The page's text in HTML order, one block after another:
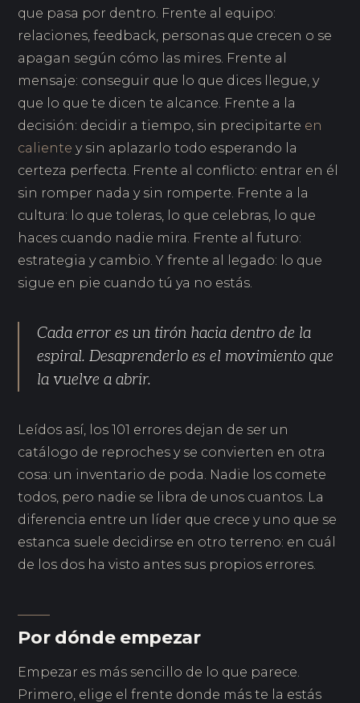
que pasa por dentro. Frente al equipo:
relaciones, feedback, personas que crecen o se
apagan según cómo las mires. Frente al
mensaje: conseguir que lo que dices llegue, y
que lo que te dicen te alcance. Frente a la
decisión: decidir a tiempo, sin precipitarte en
caliente y sin aplazarlo todo esperando la
certeza perfecta. Frente al conflicto: entrar en él
sin romper nada y sin romperte. Frente a la
cultura: lo que toleras, lo que celebras, lo que
haces cuando nadie mira. Frente al futuro:
estrategia y cambio. Y frente al legado: lo que
sigue en pie cuando tú ya no estás.
Cada error es un tirón hacia dentro de la
espiral. Desaprenderlo es el movimiento que
la vuelve a abrir.
Leídos así, los 101 errores dejan de ser un
catálogo de reproches y se convierten en otra
cosa: un inventario de poda. Nadie los comete
todos, pero nadie se libra de unos cuantos. La
diferencia entre un líder que crece y uno que se
estanca suele decidirse en otro terreno: en cuál
de los dos ha visto antes sus propios errores.
Por dónde empezar
Empezar es más sencillo de lo que parece.
Primero, elige el frente donde más te la estás